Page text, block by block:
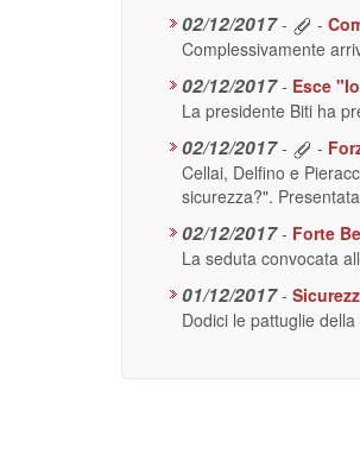
02/12/2017 - -
Complessivamente
02/12/2017 - Esce
La presidente Biti ha
02/12/2017 - -
Cellai, Delfino e
sicurezza?".
02/12/2017 - Forte
La seduta convocata
01/12/2017 -
Dodici le pattuglie